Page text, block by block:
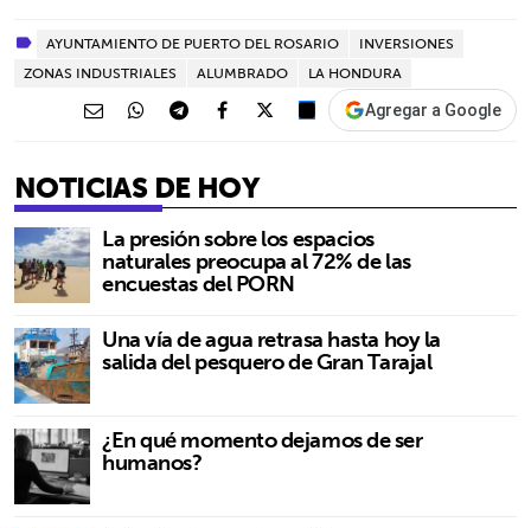
AYUNTAMIENTO DE PUERTO DEL ROSARIO
INVERSIONES
ZONAS INDUSTRIALES
ALUMBRADO LA HONDURA
Agregar a Google
NOTICIAS DE HOY
La presión sobre los espacios
naturales preocupa al 72% de las
encuestas del PORN
Una vía de agua retrasa hasta hoy la
salida del pesquero de Gran Tarajal
¿En qué momento dejamos de ser
humanos?